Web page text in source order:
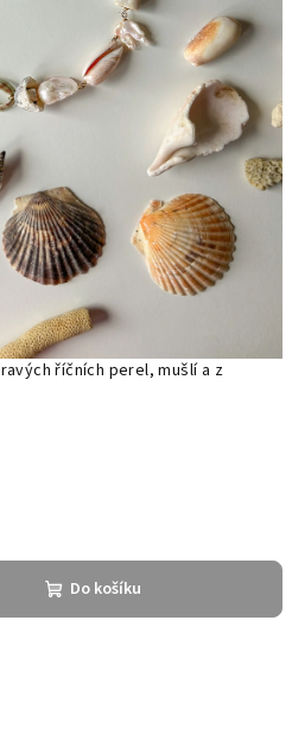
říčních perel, mušlí a z
Do košíku